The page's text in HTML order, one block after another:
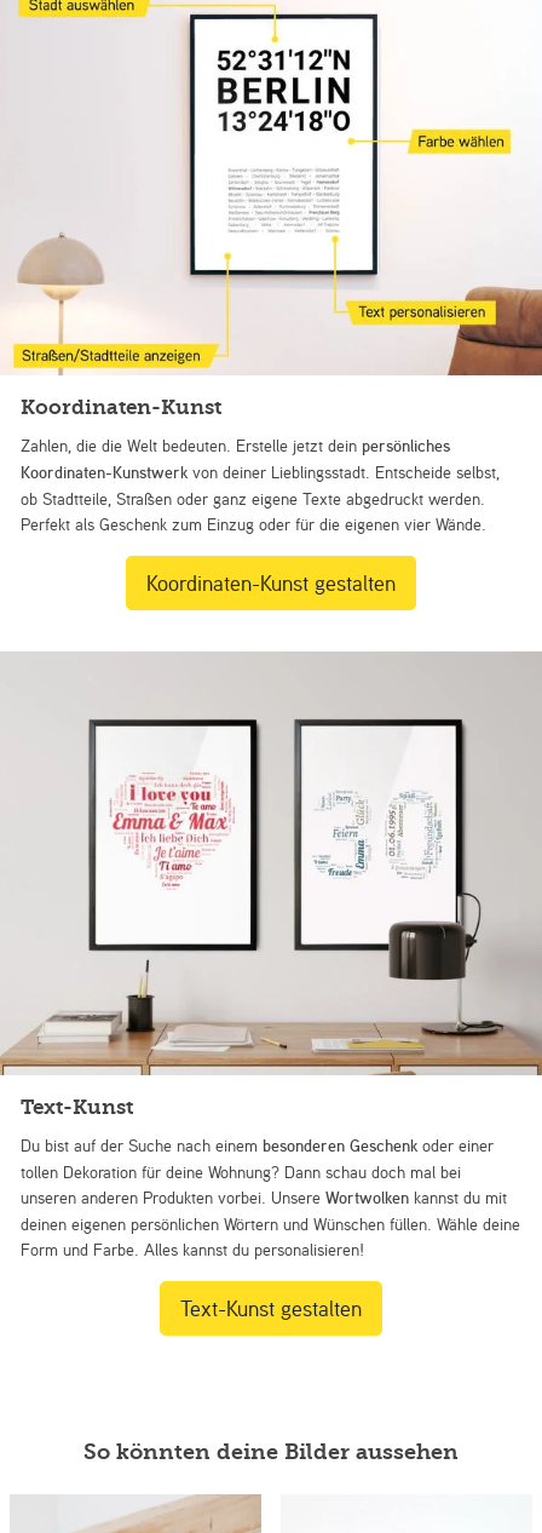
Koordinaten-Kunst
Zahlen, die die Welt bedeuten. Erstelle jetzt dein persönliches
Koordinaten-Kunstwerk von deiner Lieblingsstadt. Entscheide selbst,
ob Stadtteile, Straßen oder ganz eigene Texte abgedruckt werden.
Perfekt als Geschenk zum Einzug oder für die eigenen vier Wände.
Koordinaten-Kunst gestalten
Text-Kunst
Du bist auf der Suche nach einem besonderen Geschenk oder einer
tollen Dekoration für deine Wohnung? Dann schau doch mal bei
unseren anderen Produkten vorbei. UnsereWortwolken kannst du mit
deinen eigenen persönlichen Wörtern und Wünschen füllen. Wähle deine
Form und Farbe. Alles kannst du personalisieren!
Text-Kunst gestalten
So könnten deine Bilder aussehen